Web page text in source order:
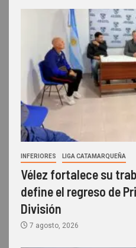
INFERIORES LIGA CATAMARQUEÑA
Vélez fortalece su
define el regreso de
División
7 agosto, 2026